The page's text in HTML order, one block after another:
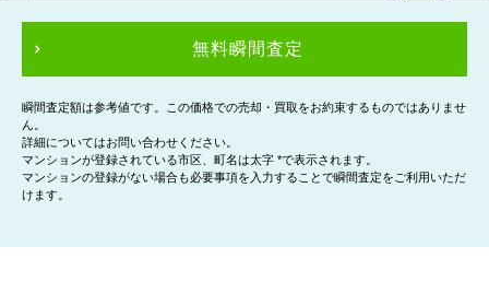
無料瞬間査定
瞬間査定額は参考値です。この価格での売却・買取をお約束するものではありませ
ん。
詳細についてはお問い合わせください。
マンションが登録されている市区、町名は太字 *で表示されます。
マンションの登録がない場合も必要事項を入力することで瞬間査定をご利用いただ
けます。